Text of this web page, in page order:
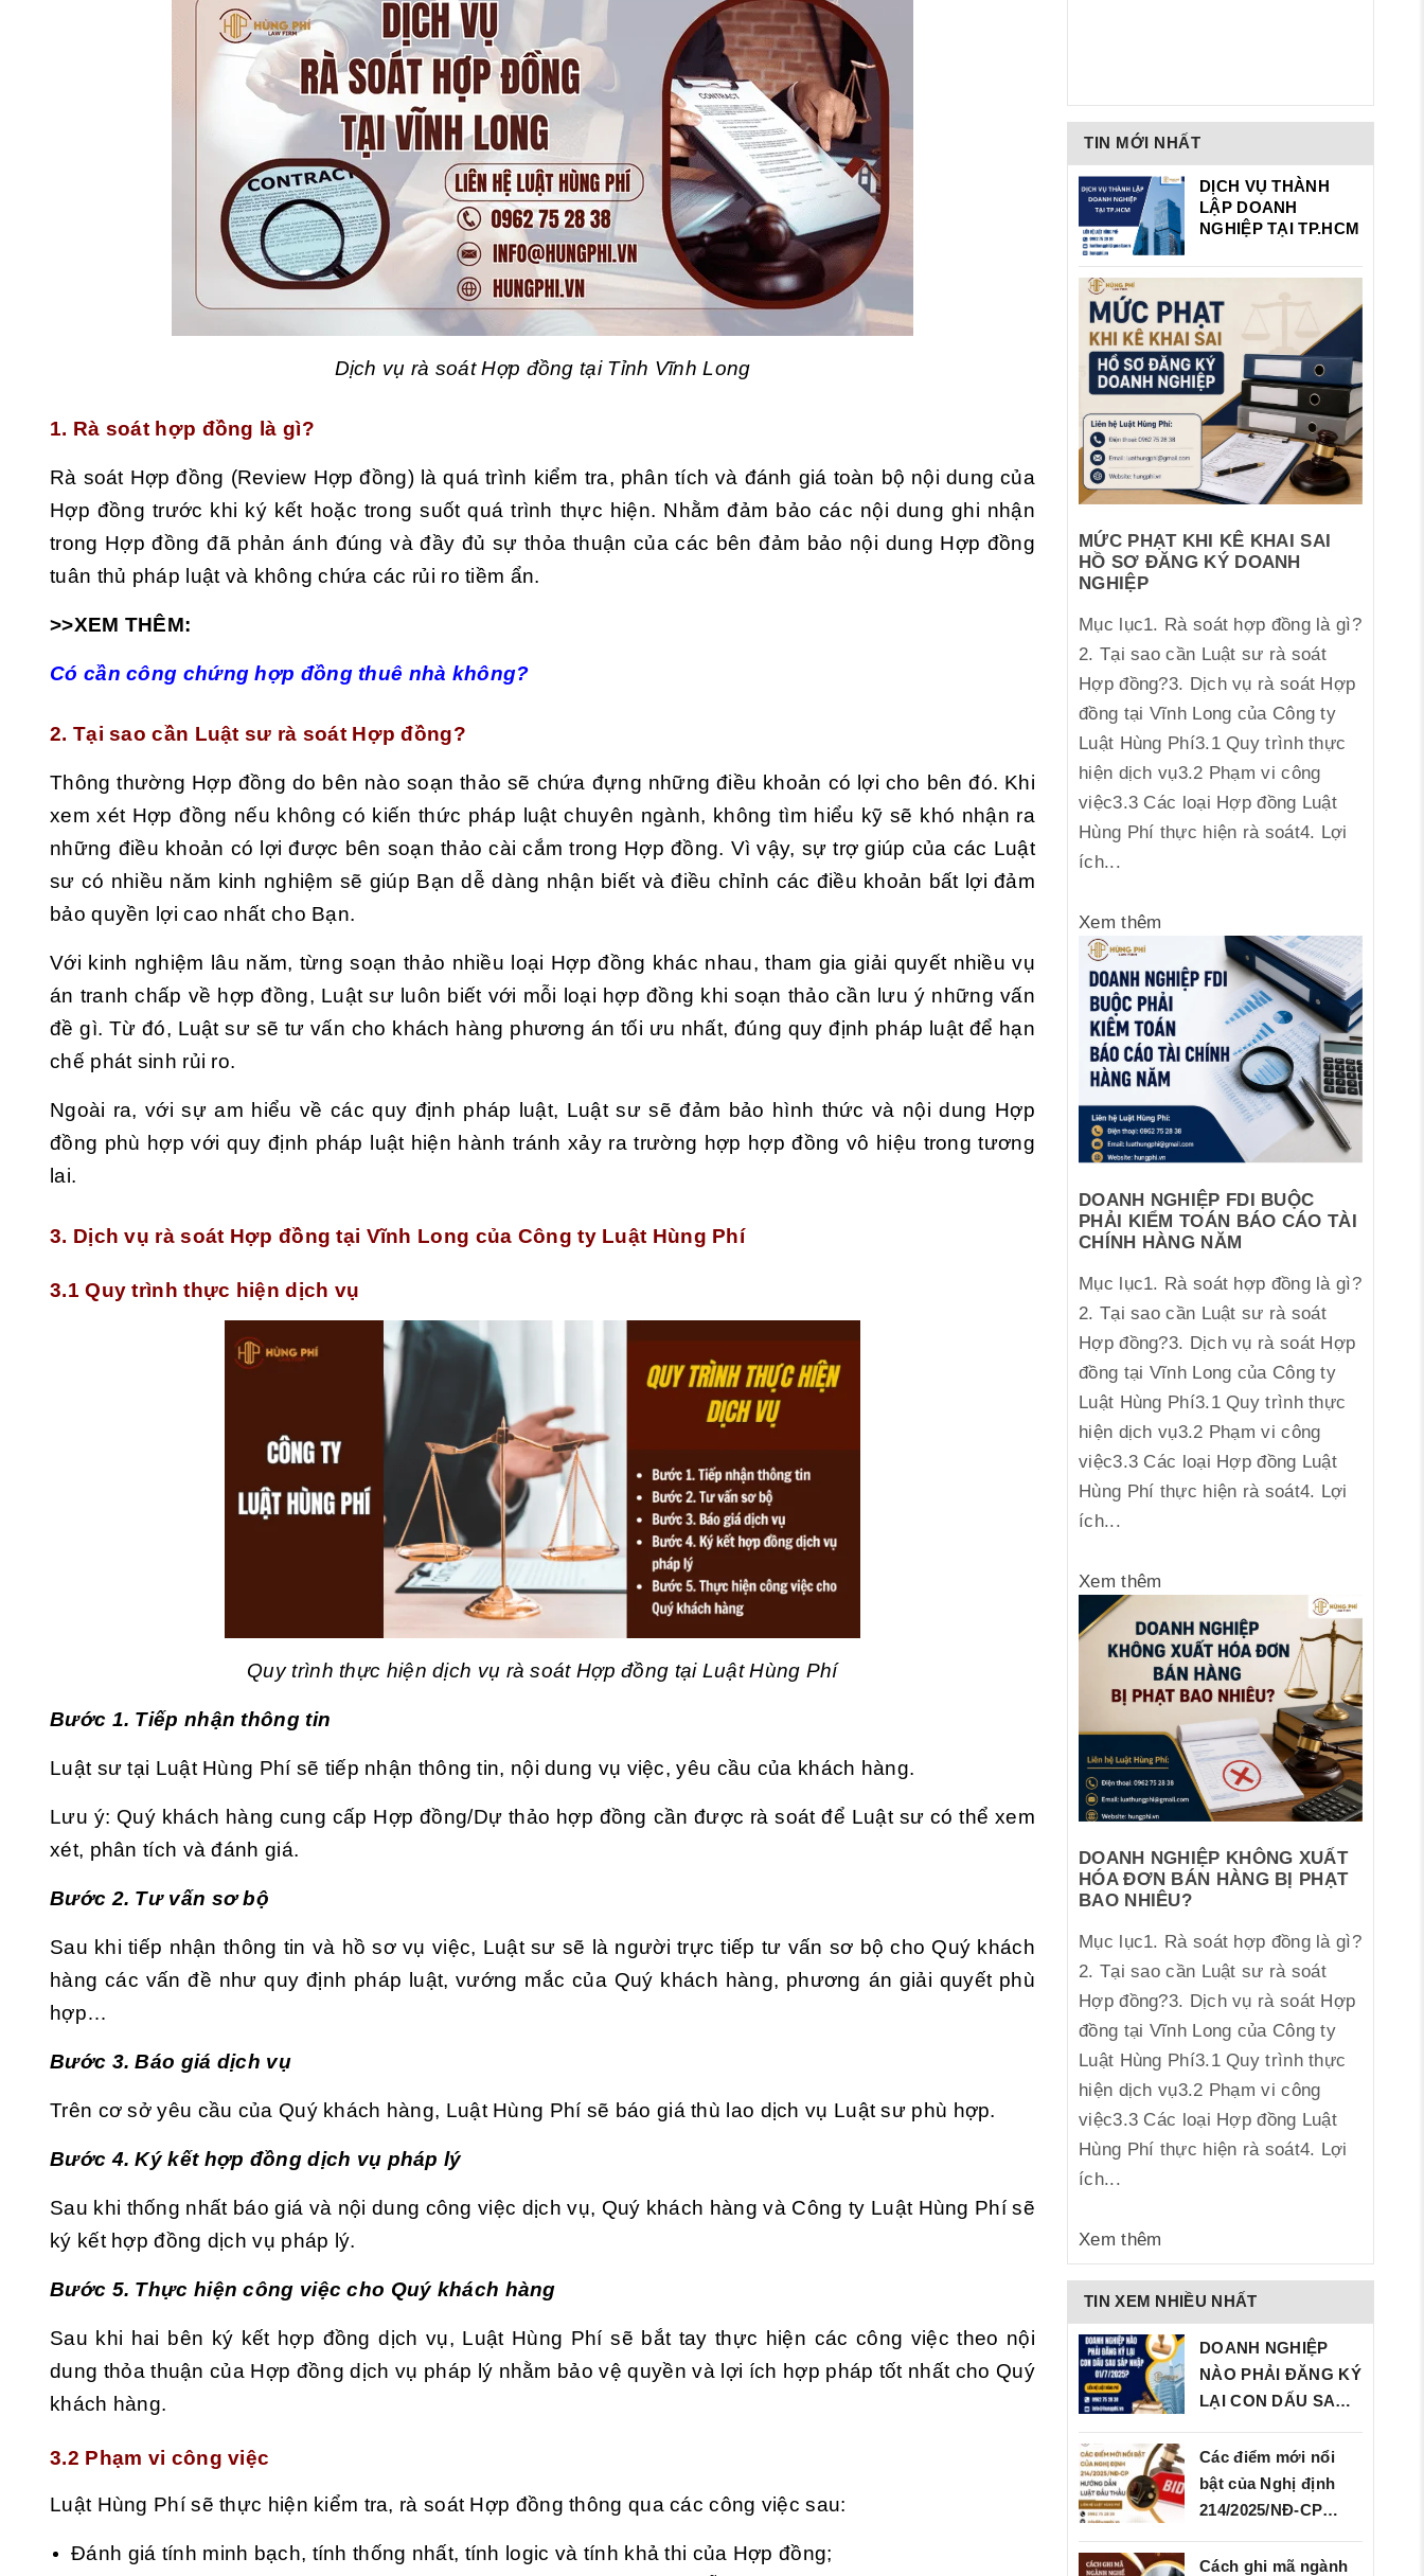
Dịch vụ rà soát Hợp đồng tại Tỉnh Vĩnh Long
1. Rà soát hợp đồng là gì?
Rà soát Hợp đồng (Review Hợp đồng) là quá trình kiểm tra, phân tích và đánh giá toàn bộ nội dung của
Hợp đồng trước khi ký kết hoặc trong suốt quá trình thực hiện. Nhằm đảm bảo các nội dung ghi nhận
trong Hợp đồng đã phản ánh đúng và đầy đủ sự thỏa thuận của các bên đảm bảo nội dung Hợp đồng
tuân thủ pháp luật và không chứa các rủi ro tiềm ẩn.
>>XEM THÊM:
Có cần công chứng hợp đồng thuê nhà không?
2. Tại sao cần Luật sư rà soát Hợp đồng?
Thông thường Hợp đồng do bên nào soạn thảo sẽ chứa đựng những điều khoản có lợi cho bên đó. Khi
xem xét Hợp đồng nếu không có kiến thức pháp luật chuyên ngành, không tìm hiểu kỹ sẽ khó nhận ra
những điều khoản có lợi được bên soạn thảo cài cắm trong Hợp đồng. Vì vậy, sự trợ giúp của các Luật
sư có nhiều năm kinh nghiệm sẽ giúp Bạn dễ dàng nhận biết và điều chỉnh các điều khoản bất lợi đảm
bảo quyền lợi cao nhất cho Bạn.
Với kinh nghiệm lâu năm, từng soạn thảo nhiều loại Hợp đồng khác nhau, tham gia giải quyết nhiều vụ
án tranh chấp về hợp đồng, Luật sư luôn biết với mỗi loại hợp đồng khi soạn thảo cần lưu ý những vấn
đề gì. Từ đó, Luật sư sẽ tư vấn cho khách hàng phương án tối ưu nhất, đúng quy định pháp luật để hạn
chế phát sinh rủi ro.
Ngoài ra, với sự am hiểu về các quy định pháp luật, Luật sư sẽ đảm bảo hình thức và nội dung Hợp
đồng phù hợp với quy định pháp luật hiện hành tránh xảy ra trường hợp hợp đồng vô hiệu trong tương
lai.
3. Dịch vụ rà soát Hợp đồng tại Vĩnh Long của Công ty Luật Hùng Phí
3.1 Quy trình thực hiện dịch vụ
Quy trình thực hiện dịch vụ rà soát Hợp đồng tại Luật Hùng Phí
Bước 1. Tiếp nhận thông tin
Luật sư tại Luật Hùng Phí sẽ tiếp nhận thông tin, nội dung vụ việc, yêu cầu của khách hàng.
Lưu ý: Quý khách hàng cung cấp Hợp đồng/Dự thảo hợp đồng cần được rà soát để Luật sư có thể xem
xét, phân tích và đánh giá.
Bước 2. Tư vấn sơ bộ
Sau khi tiếp nhận thông tin và hồ sơ vụ việc, Luật sư sẽ là người trực tiếp tư vấn sơ bộ cho Quý khách
hàng các vấn đề như quy định pháp luật, vướng mắc của Quý khách hàng, phương án giải quyết phù
hợp…
Bước 3. Báo giá dịch vụ
Trên cơ sở yêu cầu của Quý khách hàng, Luật Hùng Phí sẽ báo giá thù lao dịch vụ Luật sư phù hợp.
Bước 4. Ký kết hợp đồng dịch vụ pháp lý
Sau khi thống nhất báo giá và nội dung công việc dịch vụ, Quý khách hàng và Công ty Luật Hùng Phí sẽ
ký kết hợp đồng dịch vụ pháp lý.
Bước 5. Thực hiện công việc cho Quý khách hàng
Sau khi hai bên ký kết hợp đồng dịch vụ, Luật Hùng Phí sẽ bắt tay thực hiện các công việc theo nội
dung thỏa thuận của Hợp đồng dịch vụ pháp lý nhằm bảo vệ quyền và lợi ích hợp pháp tốt nhất cho Quý
khách hàng.
3.2 Phạm vi công việc
Luật Hùng Phí sẽ thực hiện kiểm tra, rà soát Hợp đồng thông qua các công việc sau:
Đánh giá tính minh bạch, tính thống nhất, tính logic và tính khả thi của Hợp đồng;
TIN MỚI NHẤT
DỊCH VỤ THÀNH
LẬP DOANH
NGHIỆP TẠI TP.HCM
MỨC PHẠT KHI KÊ KHAI SAI
HỒ SƠ ĐĂNG KÝ DOANH
NGHIỆP
Mục lục1. Rà soát hợp đồng là gì?
2. Tại sao cần Luật sư rà soát
Hợp đồng?3. Dịch vụ rà soát Hợp
đồng tại Vĩnh Long của Công ty
Luật Hùng Phí3.1 Quy trình thực
hiện dịch vụ3.2 Phạm vi công
việc3.3 Các loại Hợp đồng Luật
Hùng Phí thực hiện rà soát4. Lợi
ích...
Xem thêm
DOANH NGHIỆP FDI BUỘC
PHẢI KIỂM TOÁN BÁO CÁO TÀI
CHÍNH HÀNG NĂM
Mục lục1. Rà soát hợp đồng là gì?
2. Tại sao cần Luật sư rà soát
Hợp đồng?3. Dịch vụ rà soát Hợp
đồng tại Vĩnh Long của Công ty
Luật Hùng Phí3.1 Quy trình thực
hiện dịch vụ3.2 Phạm vi công
việc3.3 Các loại Hợp đồng Luật
Hùng Phí thực hiện rà soát4. Lợi
ích...
Xem thêm
DOANH NGHIỆP KHÔNG XUẤT
HÓA ĐƠN BÁN HÀNG BỊ PHẠT
BAO NHIÊU?
Mục lục1. Rà soát hợp đồng là gì?
2. Tại sao cần Luật sư rà soát
Hợp đồng?3. Dịch vụ rà soát Hợp
đồng tại Vĩnh Long của Công ty
Luật Hùng Phí3.1 Quy trình thực
hiện dịch vụ3.2 Phạm vi công
việc3.3 Các loại Hợp đồng Luật
Hùng Phí thực hiện rà soát4. Lợi
ích...
Xem thêm
TIN XEM NHIỀU NHẤT
DOANH NGHIỆP
NÀO PHẢI ĐĂNG KÝ
LẠI CON DẤU SAU
Các điểm mới nổi
bật của Nghị định
214/2025/NĐ‑CP…
Cách ghi mã ngành